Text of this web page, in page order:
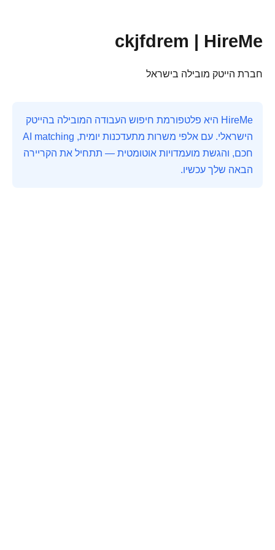
ckjfdrem | HireMe
חברת הייטק מובילה בישראל
HireMe היא פלטפורמת חיפוש העבודה המובילה בהייטק
הישראלי. עם אלפי משרות מתעדכנות יומית, AI matching
חכם, והגשת מועמדויות אוטומטית — תתחיל את הקריירה
הבאה שלך עכשיו.